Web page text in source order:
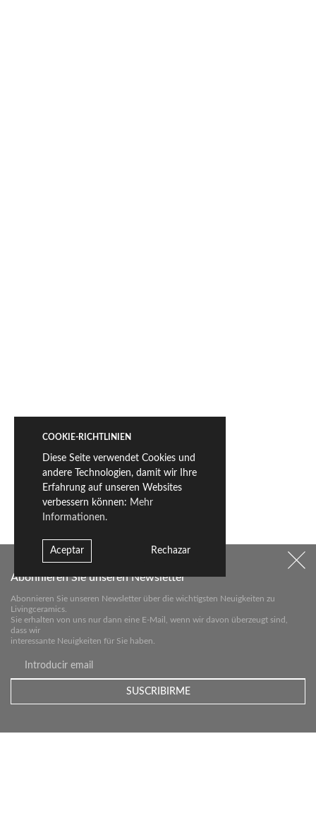
Abonnieren Sie unseren Newsletter
Abonnieren Sie unseren Newsletter über die wichtigsten Neuigkeiten zu
Livingceramics.
Sie erhalten von uns nur dann eine E-Mail, wenn wir davon überzeugt sind,
dass wir
interessante Neuigkeiten für Sie haben.
COOKIE-RICHTLINIEN
Diese Seite verwendet Cookies und
andere Technologien, damit wir Ihre
Erfahrung auf unseren Websites
verbessern können: Mehr
Informationen.
Aceptar Rechazar